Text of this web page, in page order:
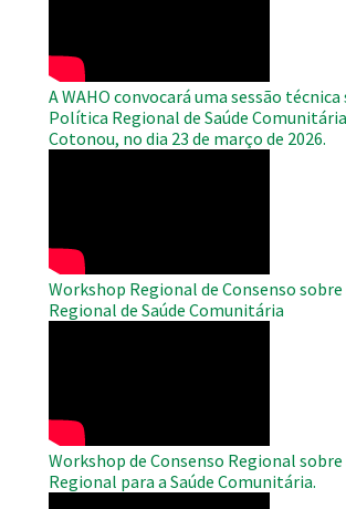
A WAHO convocará uma sessão técnica
Política Regional de Saúde
Cotonou, no dia 23 de março de 2026.
Workshop Regional de Consenso
Regional de Saúde Comunitária
Workshop de Consenso Regional
Regional para a Saúde Comunitária.